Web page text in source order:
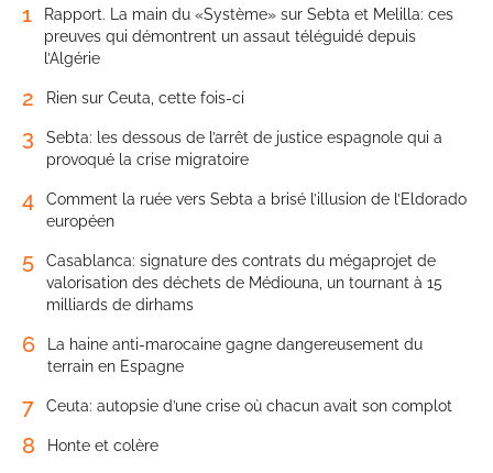
1
Rapport. La main du «Système» sur Sebta et Melilla: ces
preuves qui démontrent un assaut téléguidé depuis
l’Algérie
2 Rien sur Ceuta, cette fois-ci
3
Sebta: les dessous de l’arrêt de justice espagnole qui a
provoqué la crise migratoire
4
Comment la ruée vers Sebta a brisé l’illusion de l’Eldorado
européen
5
Casablanca: signature des contrats du mégaprojet de
valorisation des déchets de Médiouna, un tournant à 15
milliards de dirhams
6
La haine anti-marocaine gagne dangereusement du
terrain en Espagne
7 Ceuta: autopsie d’une crise où chacun avait son complot
8 Honte et colère